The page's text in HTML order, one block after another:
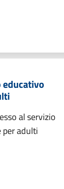
educativo
al servizio
adulti